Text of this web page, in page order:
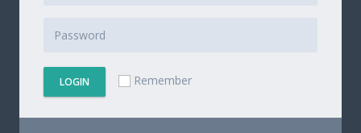
LOGIN Remember